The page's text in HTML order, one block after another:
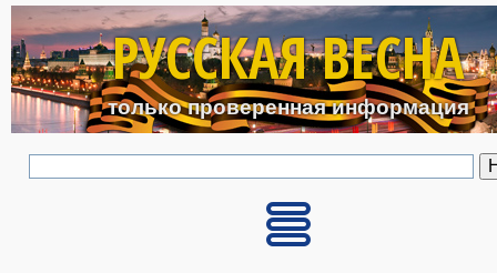
Перейти к основному
РУССКАЯ ВЕСНА
только проверенная информация